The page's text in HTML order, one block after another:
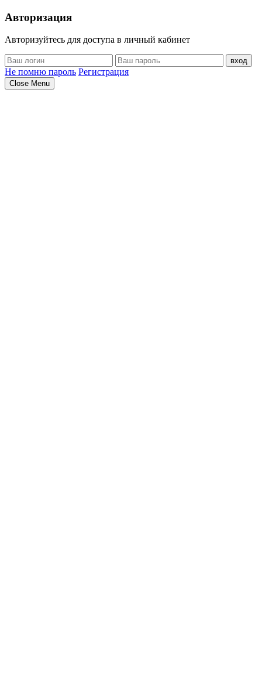
Авторизация
Авторизуйтесь для доступа в личный кабинет
вход
Не помню пароль Регистрация
Close Menu